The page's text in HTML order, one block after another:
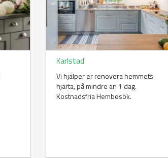
Karlstad
Vi hjälper er renovera hemmets
hjärta, på mindre än 1 dag.
Kostnadsfria Hembesök.